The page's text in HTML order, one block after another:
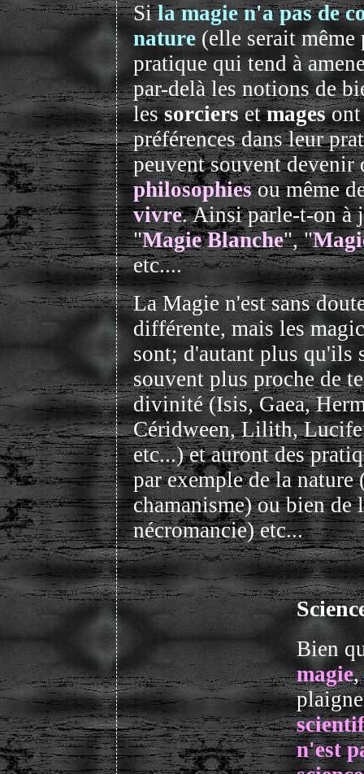
Sila magie n'a pas de
nature(elle serait même
pratique qui tend à
par-delà les notions de
lessorciersetmagesont
préférences dans leur
peuvent souvent devenir
philosophiesou même
vivre. Ainsi parle-t-on à
"Magie Blanche", "
etc....
La Magie n'est sans
différente, mais les
sont; d'autant plus qu'ils
souvent plus proche de
divinité (Isis, Gaea,
Céridween, Lilith,
etc...) et auront des
par exemple de la nature
chamanisme) ou bien de
nécromancie) etc...
Bien
magie,
n'est